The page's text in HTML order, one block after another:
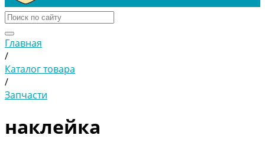
Главная
/
Каталог товара
/
Запчасти
наклейка